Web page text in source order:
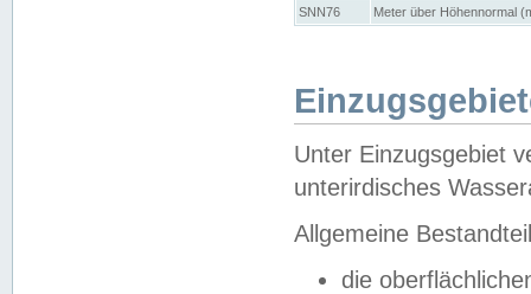
SNN76
Meter über Höhennormal
Unter Einzugsgebiet
unterirdisches
Allgemeine
die